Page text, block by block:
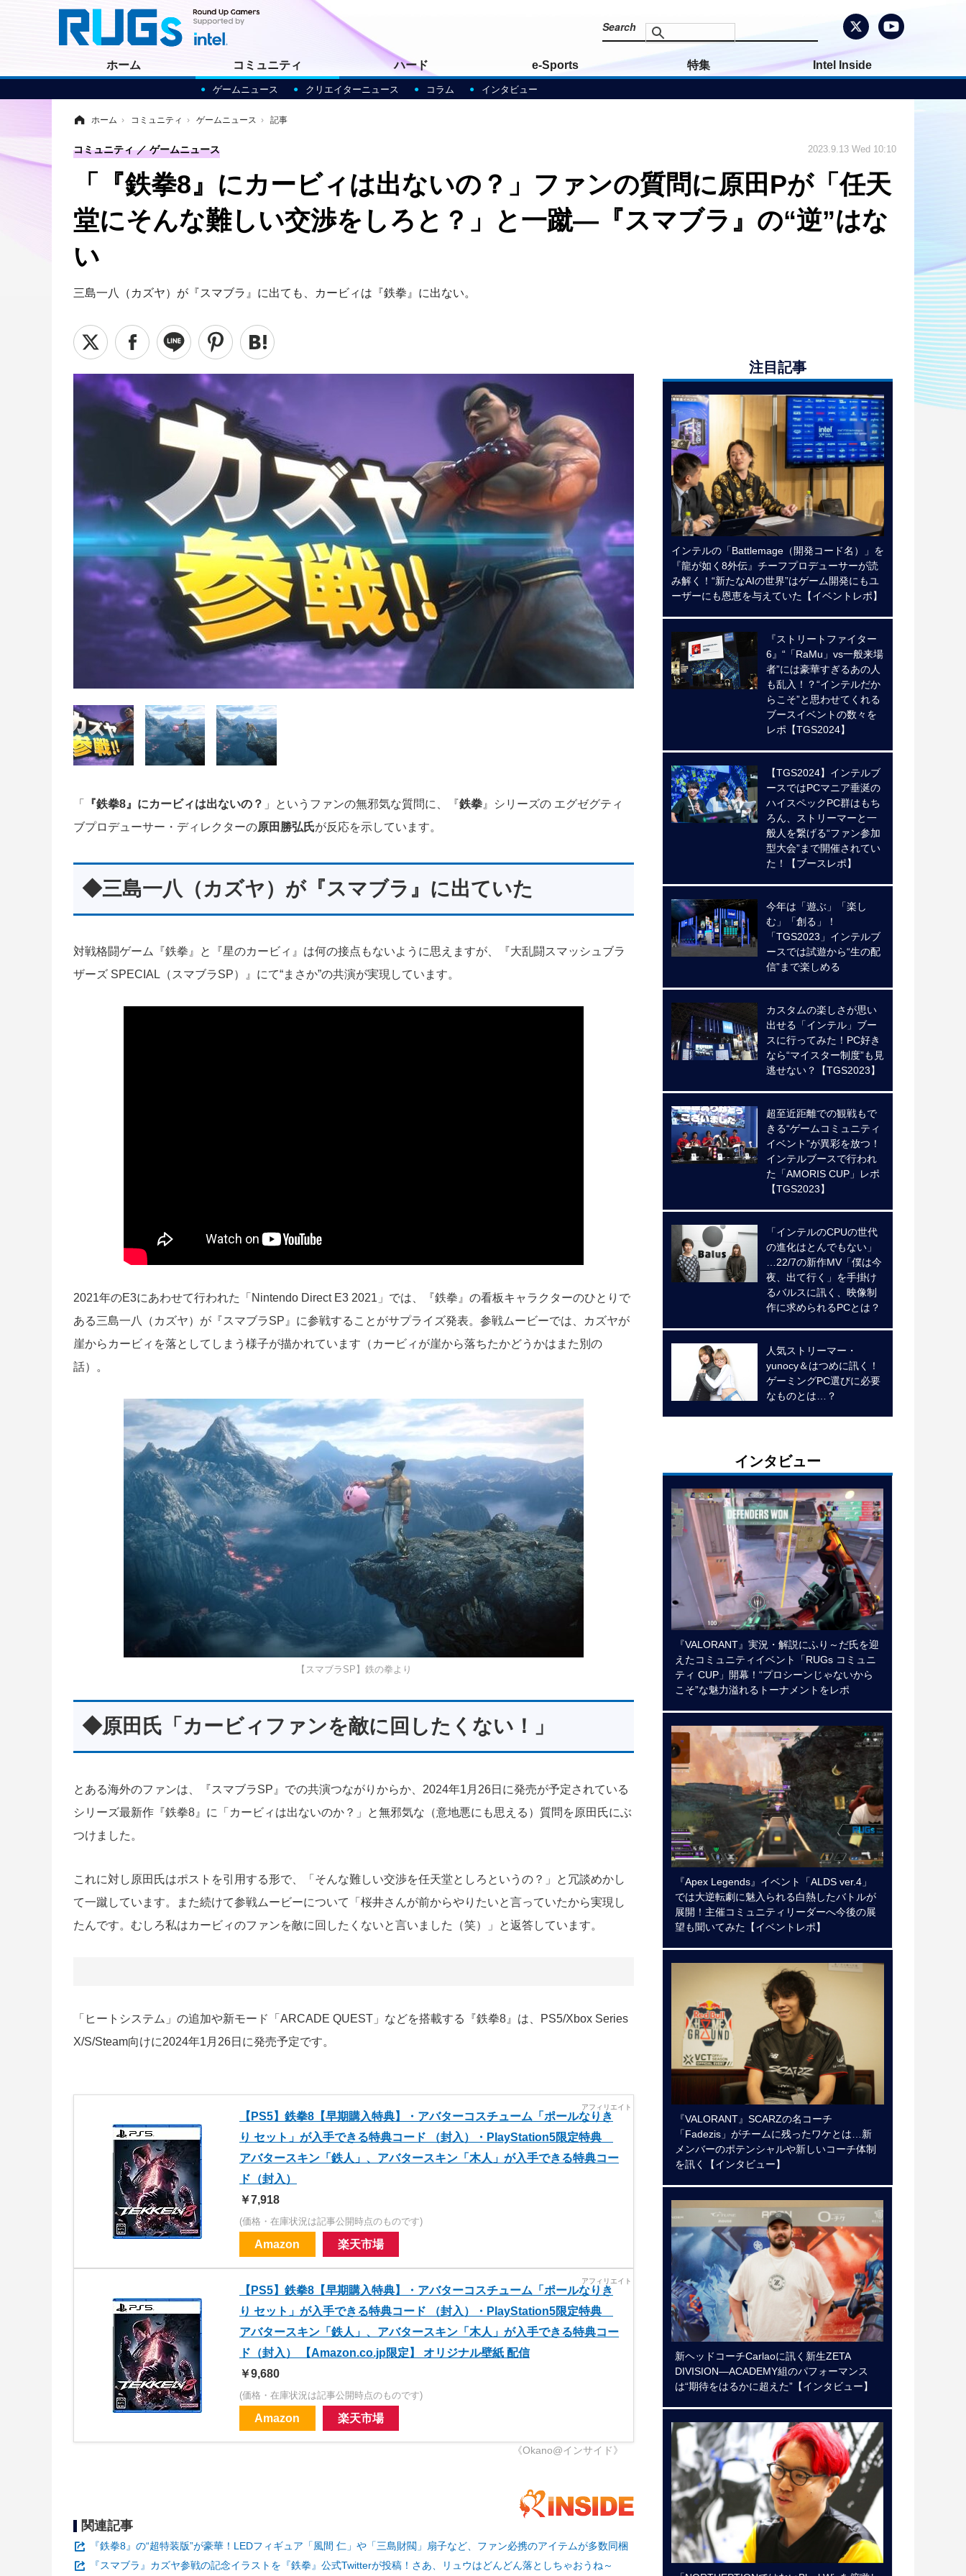
ホーム コミュニティ
ゲームニュース クリエイターニュース コラム インタビュー
ハード e-Sports 特集 Intel Inside
ホーム › コミュニティ › ゲームニュース › 記事
「『鉄拳8』にカービィは出ないの？」ファンの質問に原田Pが「任天
堂にそんな難しい交渉をしろと？」と一蹴―『スマブラ』の“逆”はな
い
三島一八（カズヤ）が『スマブラ』に出ても、カービィは『鉄拳』に出ない。
コミュニティ ゲームニュース 2023.9.13 Wed 10:10
「 『鉄拳8』にカービィは出ないの？ 」というファンの無邪気な質問に、『鉄拳 』シリーズの エグゼグティ
ブプロデューサー・ディレクターの原田勝弘氏が反応を示しています。
◆三島一八（カズヤ）が『スマブラ』に出ていた
対戦格闘ゲーム『鉄拳』と『星のカービィ』は何の接点もないように思えますが、『大乱闘スマッシュブラ
ザーズ SPECIAL（スマブラSP）』にて“まさか”の共演が実現しています。
2021年のE3にあわせて行われた「Nintendo Direct E3 2021」では、『鉄拳』の看板キャラクターのひとりで
ある三島一八（カズヤ）が『スマブラSP』に参戦することがサプライズ発表。参戦ムービーでは、カズヤが
崖からカービィを落としてしまう様子が描かれています（カービィが崖から落ちたかどうかはまた別の
話）。
【スマブラSP】鉄の拳より
◆原田氏「カービィファンを敵に回したくない！」
とある海外のファンは、『スマブラSP』での共演つながりからか、2024年1月26日に発売が予定されている
シリーズ最新作『鉄拳8』に「カービィは出ないのか？」と無邪気な（意地悪にも思える）質問を原田氏にぶ
つけました。
これに対し原田氏はポストを引用する形で、「そんな難しい交渉を任天堂としろというの？」と冗談めかし
て一蹴しています。また続けて参戦ムービーについて「桜井さんが前からやりたいと言っていたから実現し
たんです。むしろ私はカービィのファンを敵に回したくないと言いました（笑）」と返答しています。
「ヒートシステム」の追加や新モード「ARCADE QUEST」などを搭載する『鉄拳8』は、PS5/Xbox Series
X/S/Steam向けに2024年1月26日に発売予定です。
【PS5】鉄拳8【早期購入特典】・アバターコスチューム「ポールなりき
り セット」が入手できる特典コード （封入）・PlayStation5限定特典
アバタースキン「鉄人」、アバタースキン「木人」が入手できる特典コー
ド（封入）
￥7,918
(価格・在庫状況は記事公開時点のものです)
Amazon 楽天市場
【PS5】鉄拳8【早期購入特典】・アバターコスチューム「ポールなりき
り セット」が入手できる特典コード （封入）・PlayStation5限定特典
アバタースキン「鉄人」、アバタースキン「木人」が入手できる特典コー
ド（封入） 【Amazon.co.jp限定】 オリジナル壁紙 配信
￥9,680
(価格・在庫状況は記事公開時点のものです)
Amazon 楽天市場
《Okano@インサイド》
関連記事
『鉄拳8』の“超特装版”が豪華！LEDフィギュア「風間 仁」や「三島財閥」扇子など、ファン必携のアイテムが多数同梱
『スマブラ』カズヤ参戦の記念イラストを『鉄拳』公式Twitterが投稿！さあ、リュウはどんどん落としちゃおうね～
注目記事
インテルの「Battlemage（開発コード名）」を
『龍が如く8外伝』チーフプロデューサーが読
み解く！“新たなAIの世界”はゲーム開発にもユ
ーザーにも恩恵を与えていた【イベントレポ】
『ストリートファイター
6』“「RaMu」vs一般来場
者”には豪華すぎるあの人
も乱入！？“インテルだか
らこそ”と思わせてくれる
ブースイベントの数々を
レポ【TGS2024】
【TGS2024】インテルブ
ースではPCマニア垂涎の
ハイスペックPC群はもち
ろん、ストリーマーと一
般人を繋げる“ファン参加
型大会”まで開催されてい
た！【ブースレポ】
今年は「遊ぶ」「楽し
む」「創る」！
「TGS2023」インテルブ
ースでは試遊から“生の配
信”まで楽しめる
カスタムの楽しさが思い
出せる「インテル」ブー
スに行ってみた！PC好き
なら“マイスター制度”も見
逃せない？【TGS2023】
超至近距離での観戦もで
きる“ゲームコミュニティ
イベント”が異彩を放つ！
インテルブースで行われ
た「AMORIS CUP」レポ
【TGS2023】
「インテルのCPUの世代
の進化はとんでもない」
…22/7の新作MV「僕は今
夜、出て行く」を手掛け
るバルスに訊く、映像制
作に求められるPCとは？
人気ストリーマー・
yunocy＆はつめに訊く！
ゲーミングPC選びに必要
なものとは…？
インタビュー
『VALORANT』実況・解説にふり～だ氏を迎
えたコミュニティイベント「RUGs コミュニ
ティ CUP」開幕！“プロシーンじゃないから
こそ”な魅力溢れるトーナメントをレポ
『Apex Legends』イベント「ALDS ver.4」
では大逆転劇に魅入られる白熱したバトルが
展開！主催コミュニティリーダーへ今後の展
望も聞いてみた【イベントレポ】
『VALORANT』SCARZの名コーチ
「Fadezis」がチームに残ったワケとは…新
メンバーのポテンシャルや新しいコーチ体制
を訊く【インタビュー】
新ヘッドコーチCarlaoに訊く新生ZETA
DIVISION―ACADEMY組のパフォーマンス
は“期待をはるかに超えた”【インタビュー】